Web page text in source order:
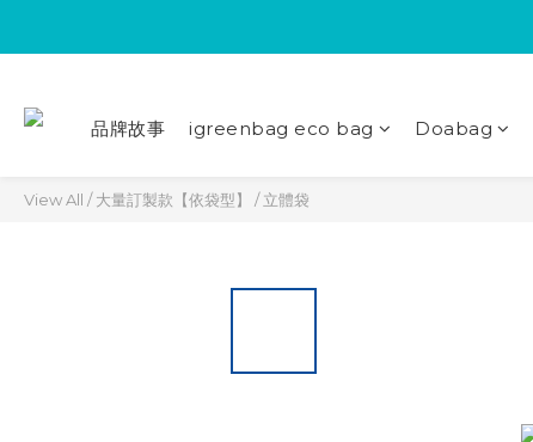
品牌故事 igreenbag eco bag Doabag
View All /大量訂製款【依袋型】 /立體袋